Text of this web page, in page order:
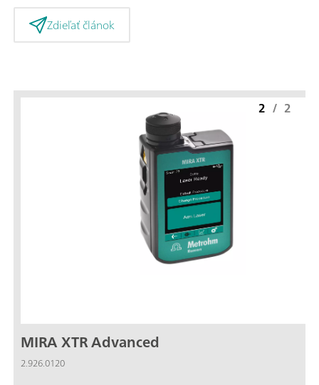
Zdieľať článok
MIRA XTR Advanced
2.926.0120
2 / 2